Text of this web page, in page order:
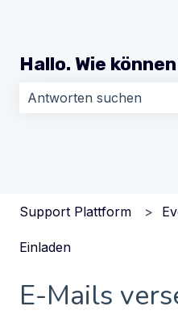
Hallo. Wie
Support Plattform
Einladen
E-Mails